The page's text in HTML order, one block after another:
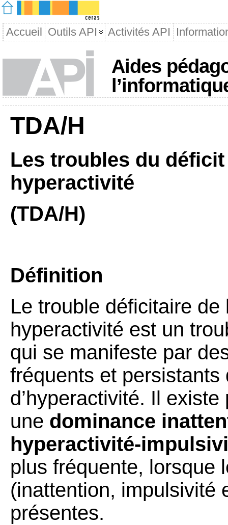
Accueil Outils API Activités API
Aides
TDA/H
Les troubles du
hyperactivité
(TDA/H)
Définition
Le trouble déficitaire de
hyperactivité est un
qui se manifeste par
fréquents et persistants
d’hyperactivité. Il
une dominance
hyperactivité-
plus fréquente, lorsque
(inattention, impulsivité
présentes.